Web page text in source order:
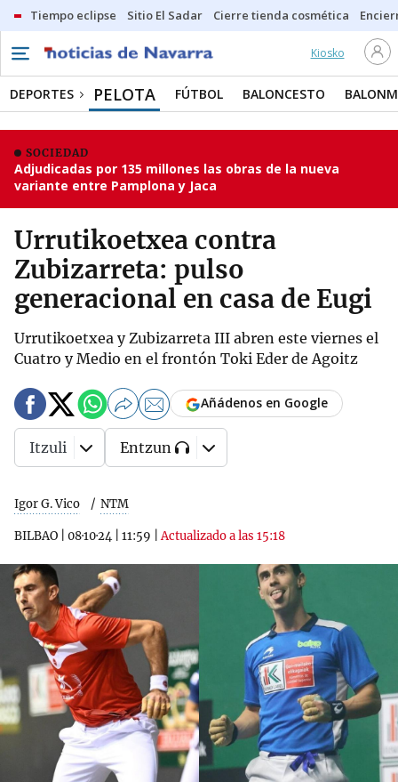
Tiempo eclipse Sitio El Sadar Cierre tienda cosmética
Kiosko
DEPORTES PELOTA FÚTBOL BALONCESTO
SOCIEDAD
Adjudicadas por 135 millones las obras de la nueva
variante entre Pamplona y Jaca
Urrutikoetxea contra
Zubizarreta: pulso
generacional en casa de Eugi
Urrutikoetxea y Zubizarreta III abren este viernes el
Cuatro y Medio en el frontón Toki Eder de Agoitz
Igor G. Vico NTM
BILBAO 08·10·24 11:59 |Actualizado a las 15:18
Añádenos en Google
Itzuli Entzun